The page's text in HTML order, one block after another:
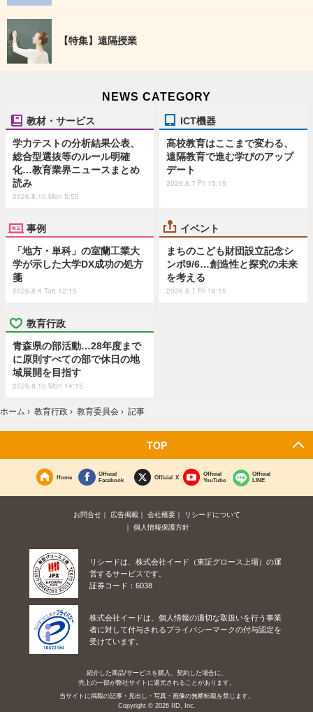
【特集】遠隔授業
NEWS CATEGORY
教材・サービス
学力テストの分析結果公表、
総合型選抜等のルール明確
化…教育業界ニュースまとめ
読み
2026.8.10 Mon 5:55
ICT機器
高校教育はここまで変わる、
遠隔教育で進む学びのアップ
デート
2026.8.7 Fri 15:15
事例
「地方・単科」の室蘭工業大
学が示した大学DX成功の処方
箋
2026.8.4 Tue 12:15
イベント
まちのこども財団設立記念シ
ンポ9/6…創造性と探究の未来
を考える
2026.8.7 Fri 16:15
教育行政
青森県の部活動…28年度まで
に原則すべての部で休日の地
域展開を目指す
2026.8.10 Mon 14:15
ホーム › 教育行政 › 教育委員会 › 記事
TOP
Home
Official
Facebook
Official X
Official
YouTube
Official
LINE
お問合せ 広告掲載 会社概要
リシードについて
個人情報保護方針
リシードは、株式会社イード（東証グロース上場）の運
営するサービスです。
証券コード：6038
株式会社イードは、個人情報の適切な取扱いを行う事業
者に対して付与されるプライバシーマークの付与認定を
受けています。
紹介した商品/サービスを購入、契約した場合に、
売上の一部が弊社サイトに還元されることがあります。
当サイトに掲載の記事・見出し・写真・画像の無断転載を禁じます。
Copyright © 2026 IID, Inc.